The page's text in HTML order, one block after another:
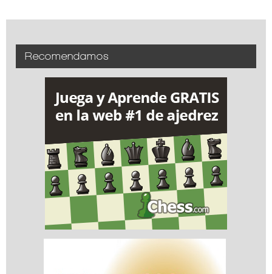
Recomendamos